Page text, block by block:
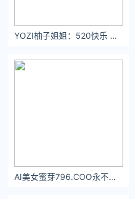
由于并未完工，爱德华是一个
两把锋利的剪刀…
他不用吃饭，感觉不到炎热和
YOZI柚子姐姐：520快乐 今晚成都AMUSING
AI美女蜜芽796.COO永不失联